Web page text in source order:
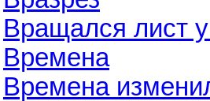
Вращался лист
Времена
Времена